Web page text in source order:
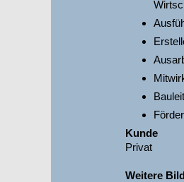
Kunde
Privat
Weitere